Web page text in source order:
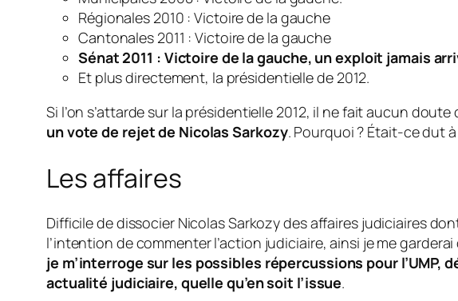
Régionales 2010 : Victoire de la gauche
Cantonales 2011 : Victoire de la gauche
Sénat 2011 : Victoire de la gauche, un exploit jamais
Et plus directement, la présidentielle de 2012.
Si l’on s’attarde sur la présidentielle 2012, il ne fait aucun doute
un vote de rejet de Nicolas Sarkozy. Pourquoi ? Était-ce dut
Les affaires
Difficile de dissocier Nicolas Sarkozy des affaires judiciaires
l’intention de commenter l’action judiciaire, ainsi je me
je m’interroge sur les possibles répercussions pour
actualité judiciaire, quelle qu’en soit l’issue.